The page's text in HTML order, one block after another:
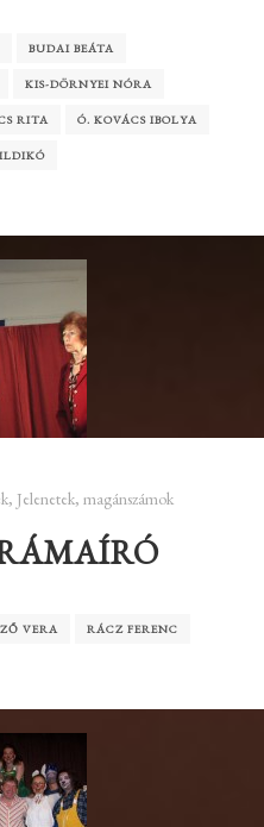
BUDAI BEÁTA
KIS-DÖRNYEI NÓRA
RITA Ó. KOVÁCS IBOLYA
, Jelenetek, magánszámok
VERA RÁCZ FERENC